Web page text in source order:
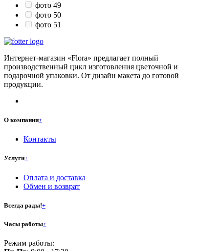
фото 49
фото 50
фото 51
Интернет-магазин «Flora» предлагает полный
производственный цикл изготовления цветочной и
подарочной упаковки. От дизайн макета до готовой
продукции.
О компании+
Контакты
Услуги+
Оплата и доставка
Обмен и возврат
Всегда рады!+
Часы работы+
Режим работы: